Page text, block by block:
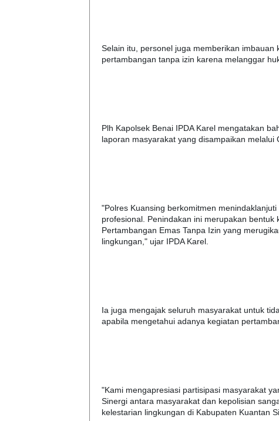
Selain itu, personel juga memberikan
pertambangan tanpa izin karena melanggar
Plh Kapolsek Benai IPDA Karel mengatakan
laporan masyarakat yang disampaikan melalui
"Polres Kuansing berkomitmen
profesional. Penindakan ini merupakan
Pertambangan Emas Tanpa Izin yang
lingkungan," ujar IPDA Karel.
Ia juga mengajak seluruh masyarakat untuk
apabila mengetahui adanya kegiatan
"Kami mengapresiasi partisipasi masyarakat
Sinergi antara masyarakat dan kepolisian
kelestarian lingkungan di Kabupaten Kuantan